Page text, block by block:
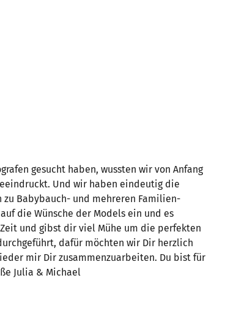
gesucht haben, wussten wir von Anfang
Und wir haben eindeutig die
zu Babybauch- und mehreren Familien-
die Wünsche der Models ein und es
und gibst dir viel Mühe um die perfekten
dafür möchten wir Dir herzlich
mir Dir zusammenzuarbeiten. Du bist für
Julia & Michael